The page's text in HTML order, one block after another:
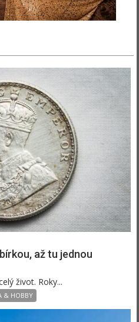
až tu jednou
život. Roky...
& HOBBY